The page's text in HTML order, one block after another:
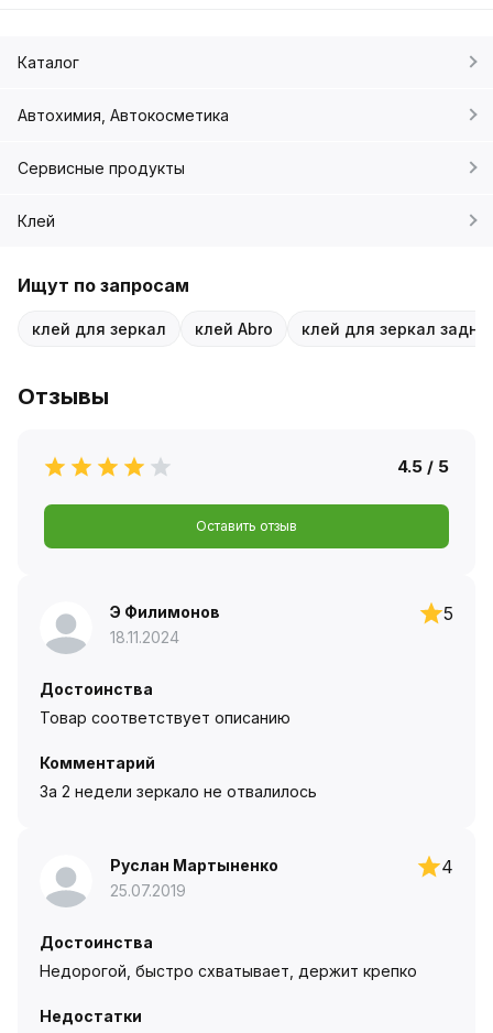
Каталог
Автохимия, Автокосметика
Сервисные продукты
Клей
Ищут по запросам
клей для зеркал клей Abro клей для зеркал
Отзывы
4.5 / 5
Оставить отзыв
Э Филимонов
18.11.2024
5
Достоинства
Товар соответствует описанию
Комментарий
За 2 недели зеркало не отвалилось
Руслан Мартыненко
25.07.2019
4
Достоинства
Недорогой, быстро схватывает, держит крепко
Недостатки